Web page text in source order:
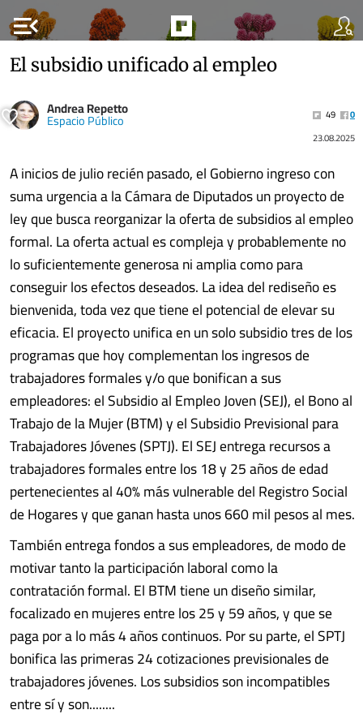
menu_open
El subsidio unificado al empleo
Andrea Repetto
Espacio Público 49
0
23.08.2025
A inicios de julio recién pasado, el Gobierno ingreso con
suma urgencia a la Cámara de Diputados un proyecto de
ley que busca reorganizar la oferta de subsidios al empleo
formal. La oferta actual es compleja y probablemente no
lo suficientemente generosa ni amplia como para
conseguir los efectos deseados. La idea del rediseño es
bienvenida, toda vez que tiene el potencial de elevar su
eficacia. El proyecto unifica en un solo subsidio tres de los
programas que hoy complementan los ingresos de
trabajadores formales y/o que bonifican a sus
empleadores: el Subsidio al Empleo Joven (SEJ), el Bono al
Trabajo de la Mujer (BTM) y el Subsidio Previsional para
Trabajadores Jóvenes (SPTJ). El SEJ entrega recursos a
trabajadores formales entre los 18 y 25 años de edad
pertenecientes al 40% más vulnerable del Registro Social
de Hogares y que ganan hasta unos 660 mil pesos al mes.
También entrega fondos a sus empleadores, de modo de
motivar tanto la participación laboral como la
contratación formal. El BTM tiene un diseño similar,
focalizado en mujeres entre los 25 y 59 años, y que se
paga por a lo más 4 años continuos. Por su parte, el SPTJ
bonifica las primeras 24 cotizaciones previsionales de
trabajadores jóvenes. Los subsidios son incompatibles
entre sí y son........